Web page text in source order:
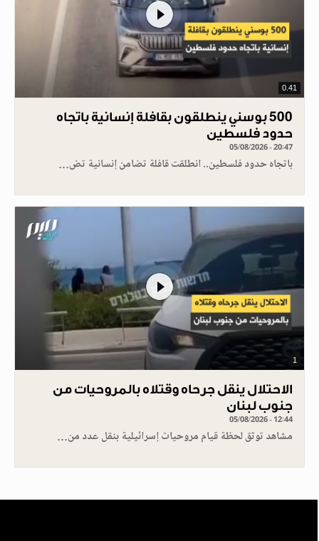
0.41
500 بوسني ينطلقون بقافلة إنسانية باتجاه
حدود فلسطين
05/08/2026 - 20:47
باتجاه حدود فلسطين.. انطلقت قافلة تضامن إنسانية تض…
1
الاحتلال ينقل جرحاه وقتلاه بالمروحيات من
جنوب لبنان
05/08/2026 - 12:44
مشاهد توثق لحظة قيام مروحيات إسرائيلية بنقل عدد من…